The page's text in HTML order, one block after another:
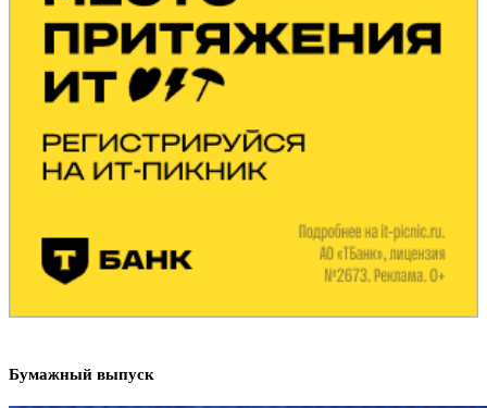
Бумажный выпуск